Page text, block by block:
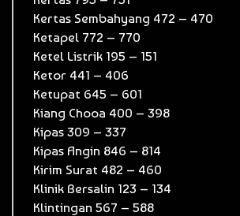
Kertas Sembahyang 472 – 470
Ketapel 772 – 770
Ketel Listrik 195 – 151
Ketor 441 – 406
Ketupat 645 – 601
Kiang Chooa 400 – 398
Kipas 309 – 337
Kipas Angin 846 – 814
Kirim Surat 482 – 460
Klinik Bersalin 123 – 134
Klintingan 567 – 588